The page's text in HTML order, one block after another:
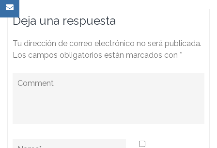
Deja una respuesta
Tu dirección de correo electrónico no será publicada.
Los campos obligatorios están marcados con *